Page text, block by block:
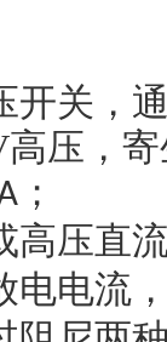
开关，
压，
；
高压直
电电流